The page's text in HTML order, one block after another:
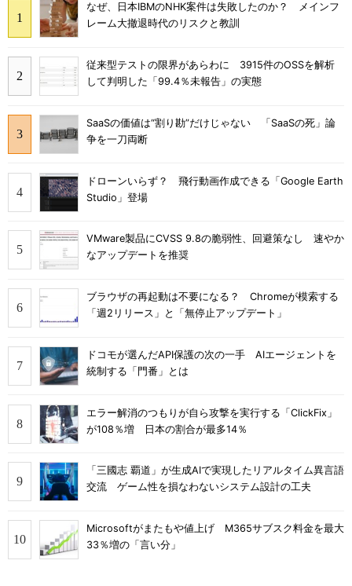
なぜ、日本IBMのNHK案件は失敗したのか？ メインフ
レーム大撤退時代のリスクと教訓
従来型テストの限界があらわに 3915件のOSSを解析
して判明した「99.4％未報告」の実態
SaaSの価値は“割り勘”だけじゃない 「SaaSの死」論
争を一刀両断
ドローンいらず？ 飛行動画作成できる「Google Earth
Studio」登場
VMware製品にCVSS 9.8の脆弱性、回避策なし 速やか
なアップデートを推奨
ブラウザの再起動は不要になる？ Chromeが模索する
「週2リリース」と「無停止アップデート」
ドコモが選んだAPI保護の次の一手 AIエージェントを
統制する「門番」とは
エラー解消のつもりが自ら攻撃を実行する「ClickFix」
が108％増 日本の割合が最多14％
「三國志 覇道」が生成AIで実現したリアルタイム異言語
交流 ゲーム性を損なわないシステム設計の工夫
Microsoftがまたもや値上げ M365サブスク料金を最大
33％増の「言い分」